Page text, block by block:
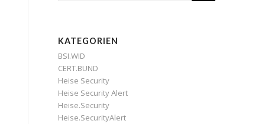
KATEGORIEN
BSI.WID
CERT.BUND
Heise Security
Heise Security Alert
Heise.Security
Heise.SecurityAlert